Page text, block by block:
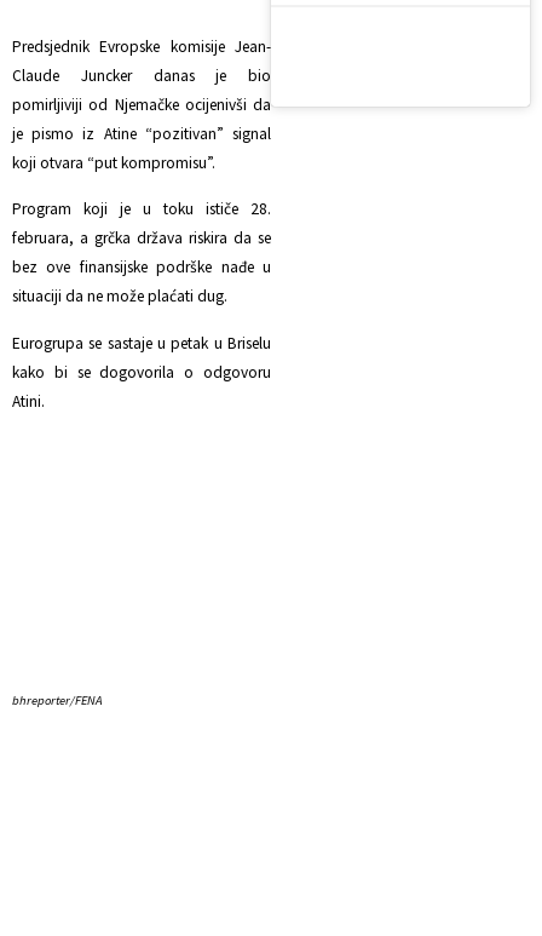
Predsjednik Evropske komisije Jean-
Claude Juncker danas je bio
pomirljiviji od Njemačke ocijenivši da
je pismo iz Atine “pozitivan” signal
koji otvara “put kompromisu”.
Program koji je u toku ističe 28.
februara, a grčka država riskira da se
bez ove finansijske podrške nađe u
situaciji da ne može plaćati dug.
Eurogrupa se sastaje u petak u Briselu
kako bi se dogovorila o odgovoru
Atini.
bhreporter/FENA